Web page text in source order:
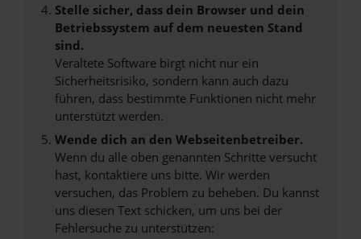
Stelle sicher, dass dein Browser und dein
Betriebssystem auf dem neuesten Stand
sind.
Veraltete Software birgt nicht nur ein
Sicherheitsrisiko, sondern kann auch dazu
führen, dass bestimmte Funktionen nicht mehr
unterstützt werden.
Wende dich an den Webseitenbetreiber.
Wenn du alle oben genannten Schritte versucht
hast, kontaktiere uns bitte. Wir werden
versuchen, das Problem zu beheben. Du kannst
uns diesen Text schicken, um uns bei der
Fehlersuche zu unterstützen: